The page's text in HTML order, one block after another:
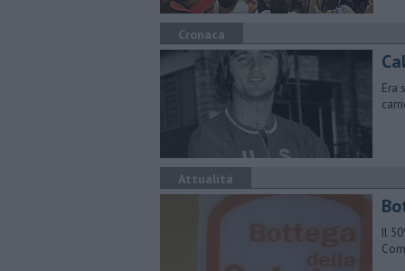
Cronaca
Era
Attualità
Il